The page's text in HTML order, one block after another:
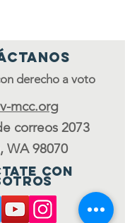
derecho a voto
mcc.org
correos 2073
WA 98070
con